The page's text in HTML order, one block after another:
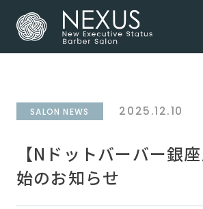
【Nドットバーバー銀
始のお知らせ
SALON NEWS 2025.12.10